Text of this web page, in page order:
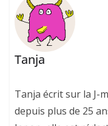
Tanja
Tanja écrit sur la J-
depuis plus de 25